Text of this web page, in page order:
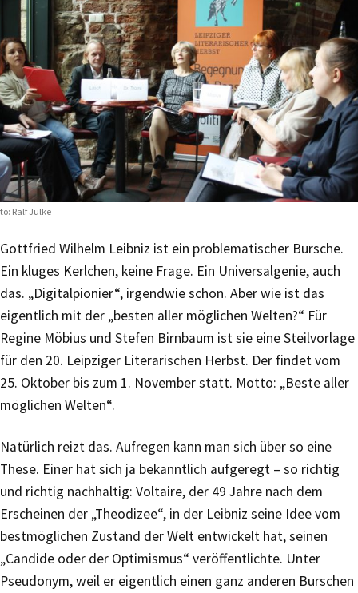
Ralf Julke
Gottfried Wilhelm Leibniz ist ein problematischer Bursche.
Ein kluges Kerlchen, keine Frage. Ein Universalgenie, auch
das. „Digitalpionier“, irgendwie schon. Aber wie ist das
eigentlich mit der „besten aller möglichen Welten?“ Für
Regine Möbius und Stefen Birnbaum ist sie eine Steilvorlage
für den 20. Leipziger Literarischen Herbst. Der findet vom
25. Oktober bis zum 1. November statt. Motto: „Beste aller
möglichen Welten“.
Natürlich reizt das. Aufregen kann man sich über so eine
These. Einer hat sich ja bekanntlich aufgeregt – so richtig
und richtig nachhaltig: Voltaire, der 49 Jahre nach dem
Erscheinen der „Theodizee“, in der Leibniz seine Idee vom
bestmöglichen Zustand der Welt entwickelt hat, seinen
„Candide oder der Optimismus“ veröffentlichte. Unter
Pseudonym, weil er eigentlich einen ganz anderen Burschen